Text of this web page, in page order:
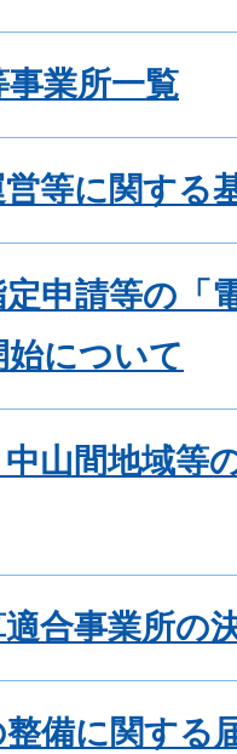
業所一覧
等に関する
申請等の「
について
山間地域等
合事業所の
備に関する